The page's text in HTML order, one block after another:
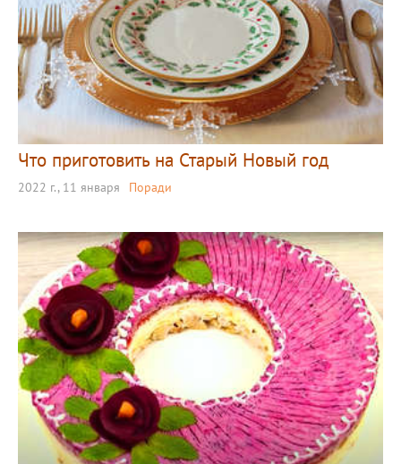
Что приготовить на Старый Новый год
2022 г., 11 января Поради